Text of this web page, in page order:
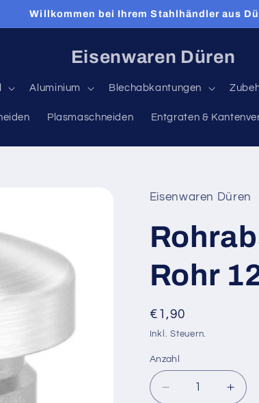
Willkommen bei Ihrem Stahlhändler aus
Eisenwaren Düren
Aluminium Blechabkantungen
Plasmaschneiden Entgraten &
Eisenwaren Düren
Rohr
Normaler
Preis
€1,90
Inkl. Steuern.
Anzahl
Verringere